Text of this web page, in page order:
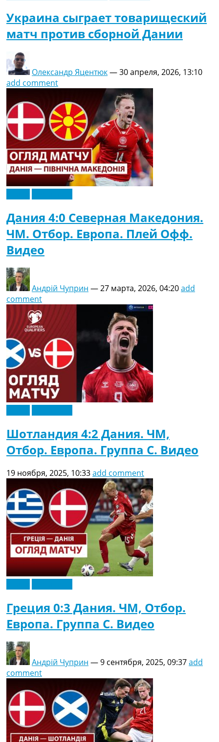
Украина сыграет товарищеский
матч против сборной Дании
Олександр Яцентюк—30 апреля, 2026, 13:10
add comment
Дания 4:0 Северная Македония.
ЧМ. Отбор. Европа. Плей Офф.
Видео
Андрій Чуприн —27 марта, 2026, 04:20add
comment
Шотландия 4:2 Дания. ЧМ,
Отбор. Европа. Группа C. Видео
19 ноября, 2025, 10:33add comment
Греция 0:3 Дания. ЧМ, Отбор.
Европа. Группа C. Видео
Андрій Чуприн —9 сентября, 2025, 09:37add
comment